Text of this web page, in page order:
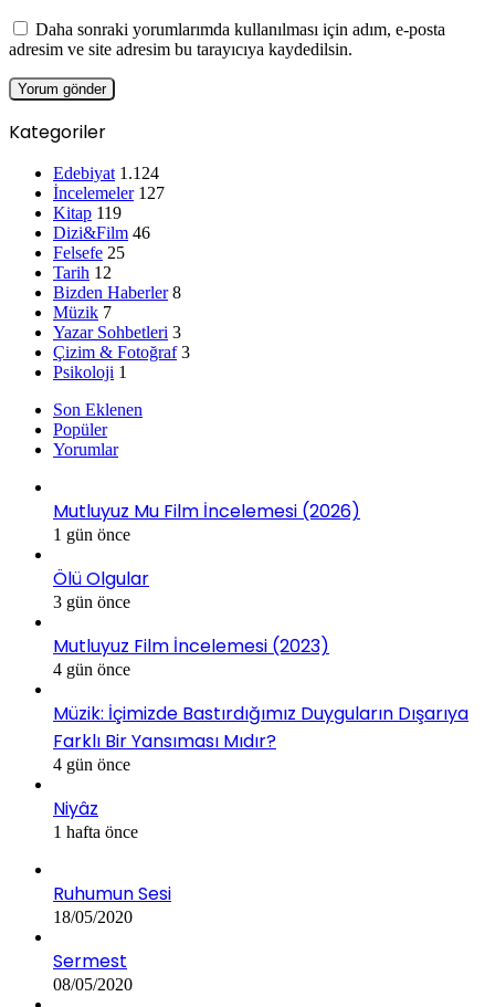
Daha sonraki yorumlarımda kullanılması için adım, e-posta
adresim ve site adresim bu tarayıcıya kaydedilsin.
Kategoriler
Edebiyat 1.124
İncelemeler 127
Kitap 119
Dizi&Film 46
Felsefe 25
Tarih 12
Bizden Haberler 8
Müzik 7
Yazar Sohbetleri 3
Çizim & Fotoğraf 3
Psikoloji 1
Son Eklenen
Popüler
Yorumlar
Mutluyuz Mu Film İncelemesi (2026)
1 gün önce
Ölü Olgular
3 gün önce
Mutluyuz Film İncelemesi (2023)
4 gün önce
Müzik: İçimizde Bastırdığımız Duyguların Dışarıya
Farklı Bir Yansıması Mıdır?
4 gün önce
Niyâz
1 hafta önce
Ruhumun Sesi
18/05/2020
Sermest
08/05/2020